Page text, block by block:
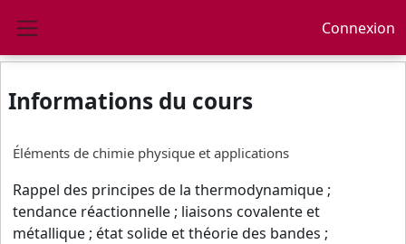
Connexion
Informations du cours
Éléments de chimie physique et applications
Rappel des principes de la thermodynamique ;
tendance réactionnelle ; liaisons covalente et
métallique ; état solide et théorie des bandes ;